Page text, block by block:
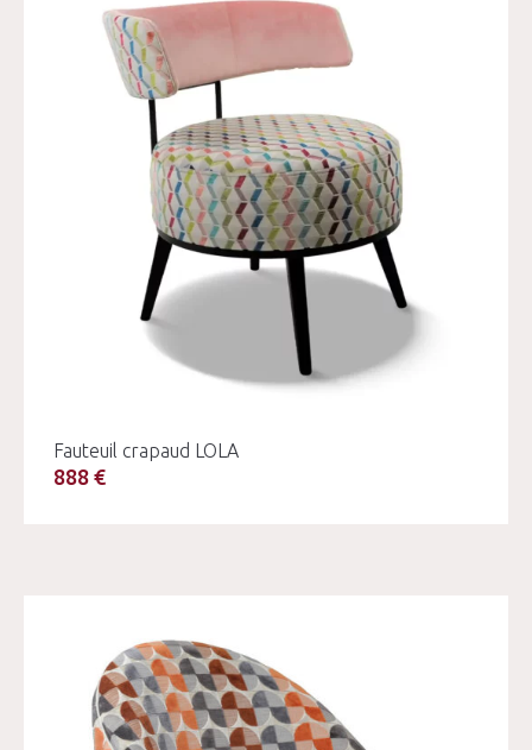
Fauteuil crapaud LOLA
888 €